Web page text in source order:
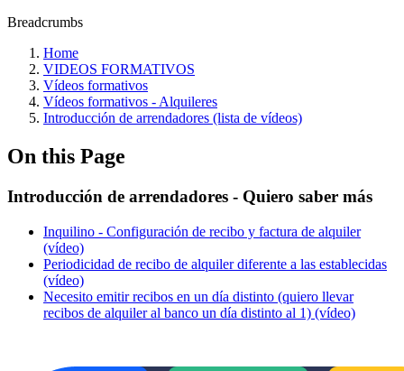
Breadcrumbs
Home
VIDEOS FORMATIVOS
Vídeos formativos
Vídeos formativos - Alquileres
Introducción de arrendadores (lista de vídeos)
On this Page
Introducción de arrendadores - Quiero saber más
Inquilino - Configuración de recibo y factura de alquiler
(vídeo)
Periodicidad de recibo de alquiler diferente a las establecidas
(vídeo)
Necesito emitir recibos en un día distinto (quiero llevar
recibos de alquiler al banco un día distinto al 1) (vídeo)